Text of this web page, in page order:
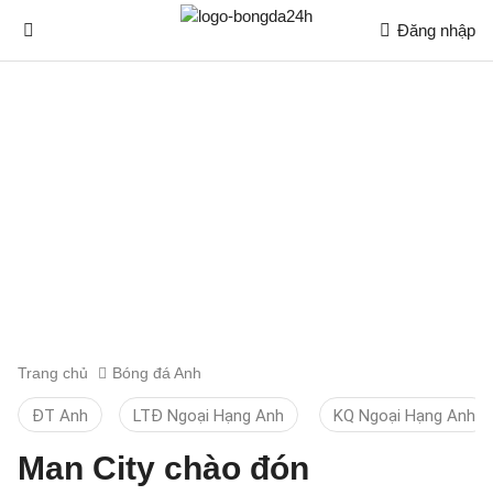
Đăng nhập
Trang chủ Bóng đá Anh
ĐT Anh LTĐ Ngoại Hạng Anh KQ Ngoại Hạng Anh
Man City chào đón